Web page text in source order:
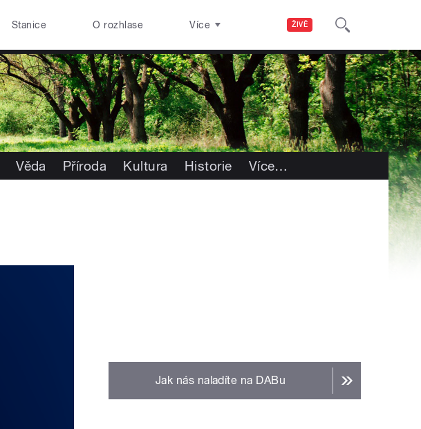
ŽIVĚ
Stanice O rozhlase Více
Věda Příroda Kultura Historie Více…
Jak nás naladíte na DABu